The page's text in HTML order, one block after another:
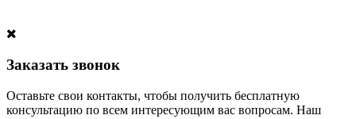
Заказать звонок
Оставьте свои контакты, чтобы получить бесплатную
консультацию по всем интересующим вас вопросам. Наш